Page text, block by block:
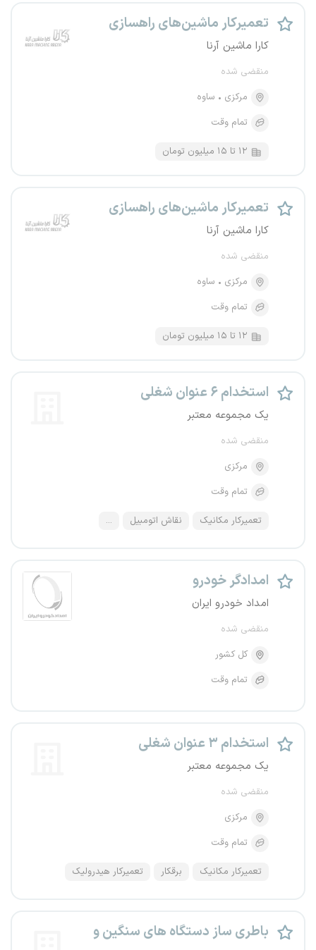
تعمیرکار ماشین‌های راهسازی
کارا ماشین آرنا
منقضی شده
مرکزی
ساوه
تمام وقت
۱۲ تا ۱۵ میلیون تومان
تعمیرکار ماشین‌های راهسازی
کارا ماشین آرنا
منقضی شده
مرکزی
ساوه
تمام وقت
۱۲ تا ۱۵ میلیون تومان
استخدام ۶ عنوان شغلی
یک مجموعه معتبر
منقضی شده
مرکزی
تمام وقت
تعمیرکار مکانیک نقاش اتومبیل ...
امدادگر خودرو
امداد خودرو ایران
منقضی شده
کل کشور
تمام وقت
استخدام ۳ عنوان شغلی
یک مجموعه معتبر
منقضی شده
مرکزی
تمام وقت
تعمیرکار مکانیک برقکار تعمیرکار هیدرولیک
باطری ساز دستگاه های سنگین و